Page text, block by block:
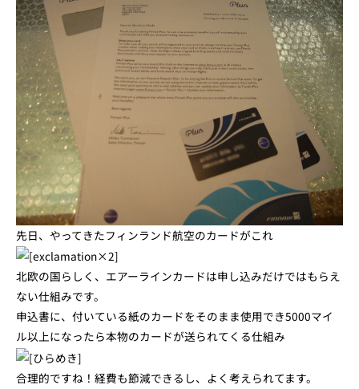
先日、やってきたフィンランド航空のカードがこれ
北欧の国らしく、エアーラインカードは申し込みだけではもらえ
ない仕組みです。
申込書に、付いている紙のカードをそのまま使用でき5000マイ
ル以上になったら本物のカードが送られてくる仕組み
合理的ですね！経費も節減できるし、よく考えられてます。